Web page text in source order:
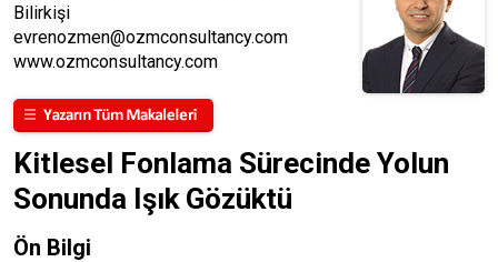
Bilirkişi
evrenozmen@ozmconsultancy.com
www.ozmconsultancy.com
Kitlesel Fonlama Sürecinde Yolun
Sonunda Işık Gözüktü
Ön Bilgi